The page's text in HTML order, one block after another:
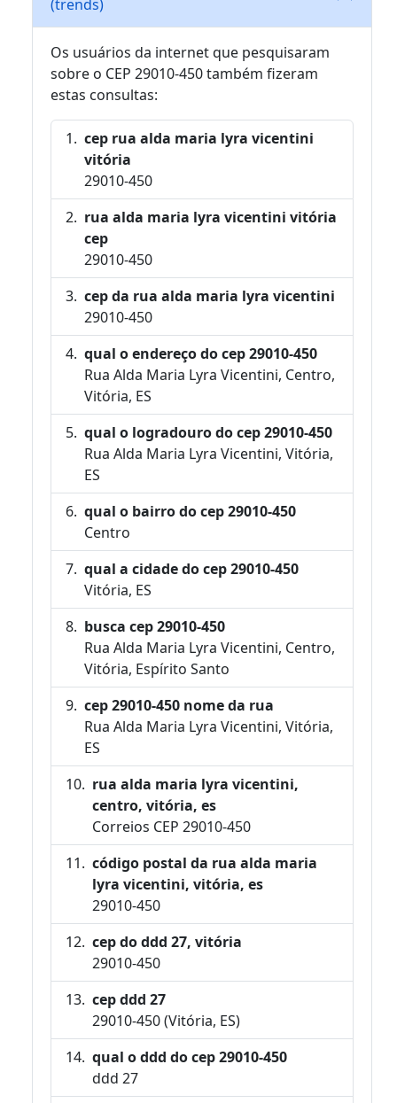
(trends)
Os usuários da internet que pesquisaram
sobre o CEP 29010-450 também fizeram
estas consultas:
cep rua alda maria lyra vicentini
vitória
29010-450
rua alda maria lyra vicentini vitória
cep
29010-450
cep da rua alda maria lyra vicentini
29010-450
qual o endereço do cep 29010-450
Rua Alda Maria Lyra Vicentini, Centro,
Vitória, ES
qual o logradouro do cep 29010-450
Rua Alda Maria Lyra Vicentini, Vitória,
ES
qual o bairro do cep 29010-450
Centro
qual a cidade do cep 29010-450
Vitória, ES
busca cep 29010-450
Rua Alda Maria Lyra Vicentini, Centro,
Vitória, Espírito Santo
cep 29010-450 nome da rua
Rua Alda Maria Lyra Vicentini, Vitória,
ES
rua alda maria lyra vicentini,
centro, vitória, es
Correios CEP 29010-450
código postal da rua alda maria
lyra vicentini, vitória, es
29010-450
cep do ddd 27, vitória
29010-450
cep ddd 27
29010-450 (Vitória, ES)
qual o ddd do cep 29010-450
ddd 27